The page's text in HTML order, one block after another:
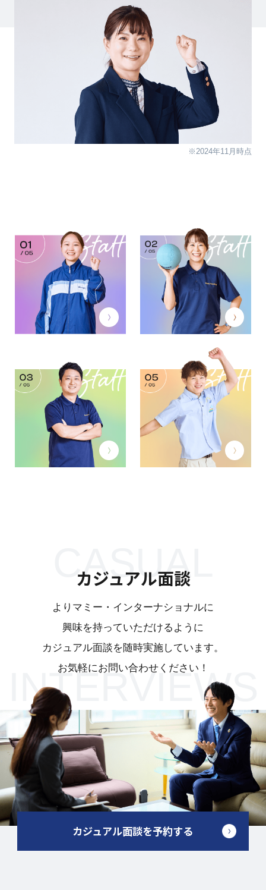
※2024年11月時点
CASUAL
INTERVIEWS
カジュアル面談
よりマミー・インターナショナルに
興味を持っていただけるように
カジュアル面談を随時実施しています。
お気軽にお問い合わせください！
カジュアル面談を予約する